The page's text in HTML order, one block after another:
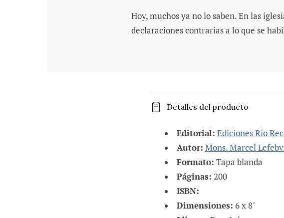
Hoy, muchos ya no lo saben. En las
declaraciones contrarias a lo que se
C
o
Detalles del producto
Editorial: Ediciones Río
Autor: Mons. Marcel
Formato: Tapa blanda
Páginas: 200
ISBN:
Dimensiones: 6 x 8"